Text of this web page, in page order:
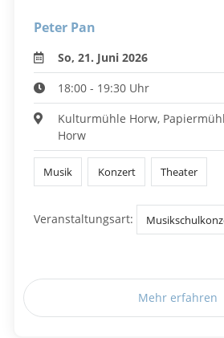
Peter Pan
So, 21. Juni 2026
18:00 - 19:30 Uhr
Kulturmühle Horw,
Horw
Musik Konzert Theater
Veranstaltungsart:
Mehr erfahren